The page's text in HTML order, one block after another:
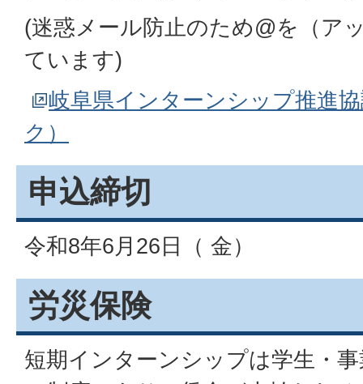
(迷惑メール防止のため@を（ア
ています)
岐阜県インターンシップ推進
ク）
申込締切
令和8年6月26日（ 金）
労災保険
短期インターンシップは学生・